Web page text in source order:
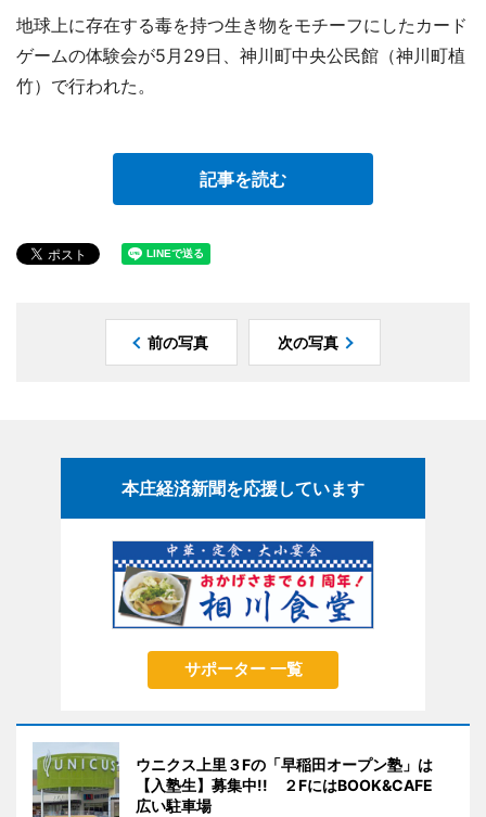
地球上に存在する毒を持つ生き物をモチーフにしたカード
ゲームの体験会が5月29日、神川町中央公民館（神川町植
竹）で行われた。
記事を読む
前の写真 次の写真
本庄経済新聞を応援しています
サポーター 一覧
ウニクス上里３Fの「早稲田オープン塾」は
【入塾生】募集中!! ２FにはBOOK&CAFE
広い駐車場